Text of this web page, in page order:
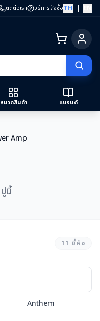
ติดต่อเรา วิธีการสั่งซื้อTH |
หมวดสินค้า แบรนด์
Amp
นี้
11 ยี่ห้อ
Anthem